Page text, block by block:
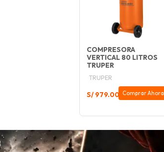
COMPRESORA
VERTICAL 80 LITROS
TRUPER
TRUPER
S/ 979.00 Comprar Ahora